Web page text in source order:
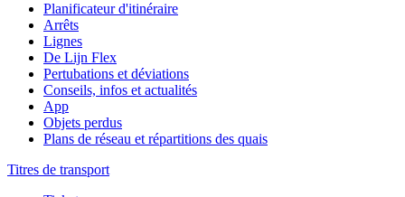
Planificateur d'itinéraire
Arrêts
Lignes
De Lijn Flex
Pertubations et déviations
Conseils, infos et actualités
App
Objets perdus
Plans de réseau et répartitions des quais
Titres de transport